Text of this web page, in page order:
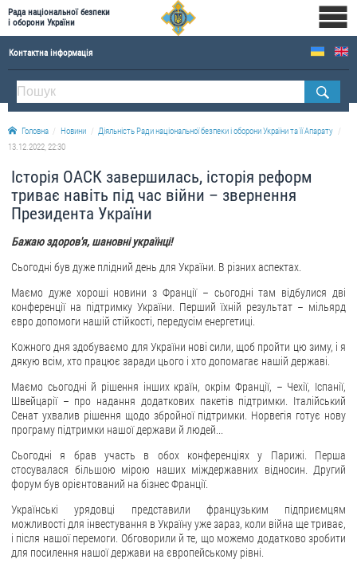
Рада національної безпеки
і оборони України
Контактна інформація
ПРО РНБОУ
Склад Ради національної безпеки і оборони України
Апарат Ради національної безпеки і оборони України
Історична довідка про діяльність Ради національної безпеки і оборони України
ОФІЦІЙНІ ДОКУМЕНТИ
ПРЕСЦЕНТР
Drone Deals
Фотогалерея
Відеогалерея
ЗВЕРНЕННЯ ГРОМАДЯН
Звернення громадян
ДОСТУП ДО ПУБЛІЧНОЇ ІНФОРМАЦІЇ
Організація доступу до публічної інформації
Запит на отримання публічної інформації
Облік публічної інформації
Головна Новини
Діяльність Ради національної безпеки і оборони України та її Апарату
13.12.2022, 22:30
Історія ОАСК завершилась, історія реформ
триває навіть під час війни – звернення
Президента України
Бажаю здоров'я, шановні українці!
Сьогодні був дуже плідний день для України. В різних аспектах.
Маємо дуже хороші новини з Франції – сьогодні там відбулися дві
конференції на підтримку України. Перший їхній результат – мільярд
євро допомоги нашій стійкості, передусім енергетиці.
Кожного дня здобуваємо для України нові сили, щоб пройти цю зиму, і я
дякую всім, хто працює заради цього і хто допомагає нашій державі.
Маємо сьогодні й рішення інших країн, окрім Франції, – Чехії, Іспанії,
Швейцарії – про надання додаткових пакетів підтримки. Італійський
Сенат ухвалив рішення щодо збройної підтримки. Норвегія готує нову
програму підтримки нашої держави й людей...
Сьогодні я брав участь в обох конференціях у Парижі. Перша
стосувалася більшою мірою наших міждержавних відносин. Другий
форум був орієнтований на бізнес Франції.
Українські урядовці представили французьким підприємцям
можливості для інвестування в Україну уже зараз, коли війна ще триває,
і після нашої перемоги. Обговорили й те, що можемо додатково зробити
для посилення нашої держави на європейському рівні.